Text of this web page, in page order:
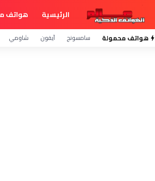
الرئيسية هواتف
هواتف محمولة سامسونج آيفون شاومي